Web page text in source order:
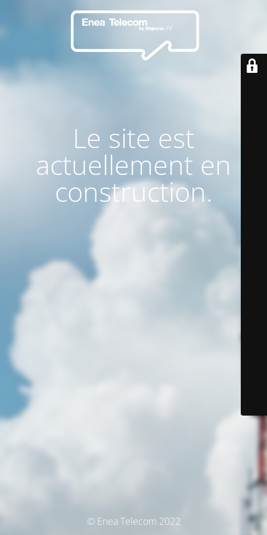
Le site est
actuellement en
construction.
© Enea Telecom 2022